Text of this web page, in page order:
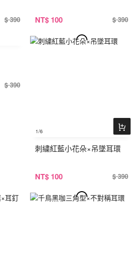
$ 390 NT$ 100 $ 390
$ 390
1/6
刺繍紅藍小花朵×吊墜耳環
NT$ 100 $ 390